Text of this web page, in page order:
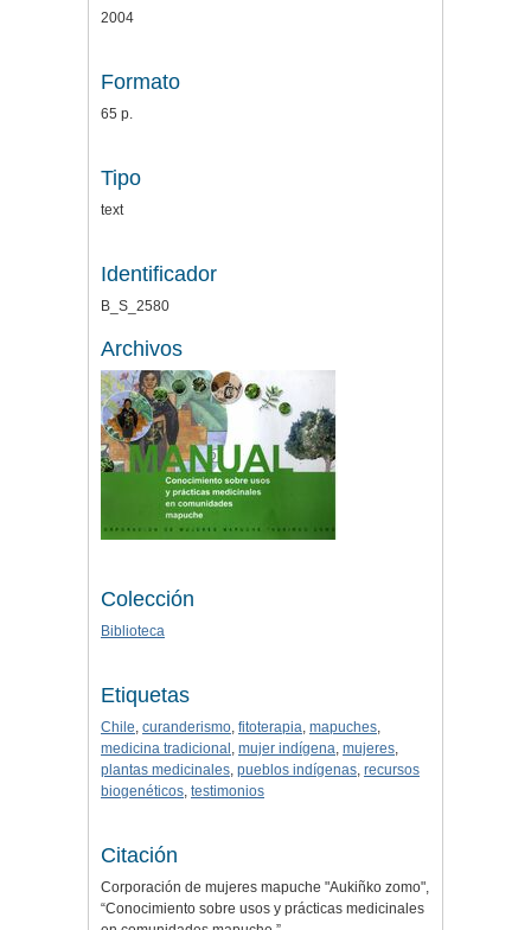
2004
Formato
65 p.
Tipo
text
Identificador
B_S_2580
Archivos
Colección
Biblioteca
Etiquetas
Chile, curanderismo, fitoterapia, mapuches,
medicina tradicional , mujer indígena, mujeres,
plantas medicinales, pueblos indígenas, recursos
biogenéticos, testimonios
Citación
Corporación de mujeres mapuche "Aukiñko zomo",
“Conocimiento sobre usos y prácticas medicinales